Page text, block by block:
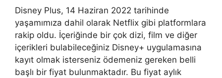
Disney Plus, 14 Haziran 2022 tarihinde
yaşamımıza dahil olarak Netflix gibi platformlara
rakip oldu. İçeriğinde bir çok dizi, film ve diğer
içerikleri bulabileceğiniz Disney+ uygulamasına
kayıt olmak isterseniz ödemeniz gereken belli
başlı bir fiyat bulunmaktadır. Bu fiyat aylık